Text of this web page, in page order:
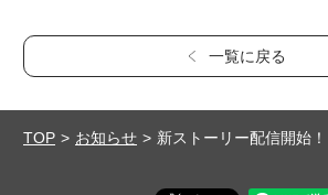
一覧に戻る
TOP お知らせ 新ストーリー配信開始！